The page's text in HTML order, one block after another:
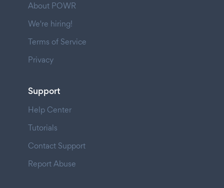
About POWR
We're hiring!
Terms of Service
Privacy
Support
Help Center
Tutorials
Contact Support
Report Abuse